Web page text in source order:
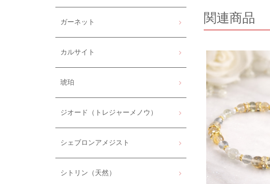
関連商品
ガーネット
カルサイト
琥珀
ジオード（トレジャーメノウ）
シェブロンアメジスト
シトリン（天然）